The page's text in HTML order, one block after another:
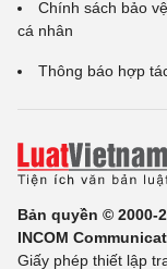
Chính sách bảo
cá nhân
Thông báo hợp
Bản quyền © 2000-
INCOM
Giấy phép thiết lập